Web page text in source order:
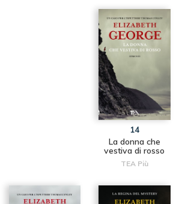
14
La donna che
vestiva di rosso
TEA Più